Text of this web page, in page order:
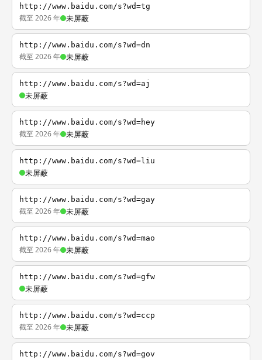
http://www.baidu.com/s?wd=tg
截至 2026 年 未屏蔽
http://www.baidu.com/s?wd=dn
截至 2026 年 未屏蔽
http://www.baidu.com/s?wd=aj
未屏蔽
http://www.baidu.com/s?wd=hey
截至 2026 年 未屏蔽
http://www.baidu.com/s?wd=liu
未屏蔽
http://www.baidu.com/s?wd=gay
截至 2026 年 未屏蔽
http://www.baidu.com/s?wd=mao
截至 2026 年 未屏蔽
http://www.baidu.com/s?wd=gfw
未屏蔽
http://www.baidu.com/s?wd=ccp
截至 2026 年 未屏蔽
http://www.baidu.com/s?wd=gov